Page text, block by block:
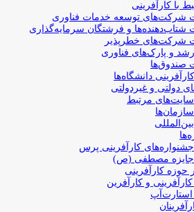
با کارآفرینی
شرکت‌های‌‌ توسعه‌ خدمات فناوری
و فرشتگان‌ سرمایه‌گذاری
شرکت‌های خطرپذیر
و پارک‌های فناوری
صندوق‌ها
دانشگاه‌ها
دولتی و غیردولتی
سایت‌های مرتبط
سازمان‌ها
بین‌المللی
جشنواره‌های کارآفرینی‌ پرس
جایزه مصطفی (ص)
حوزه کارآفرینی
و کارآفرین